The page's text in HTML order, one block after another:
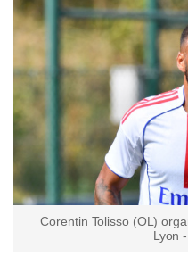
Corentin Tolisso (OL)
Lyon